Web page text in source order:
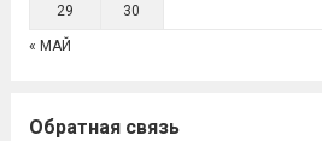
29 30
« МАЙ
Обратная связь